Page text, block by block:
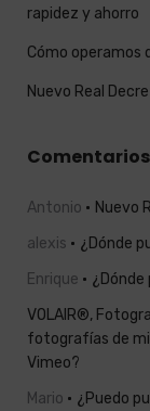
rapidez y ahorro
Cómo operamos
Nuevo Real
Antonio
Nuevo
alexis
¿Dónde
Enrique
¿Dónde
VOLAIR®,
fotografías de mi
Vimeo?
Mario
¿Puedo